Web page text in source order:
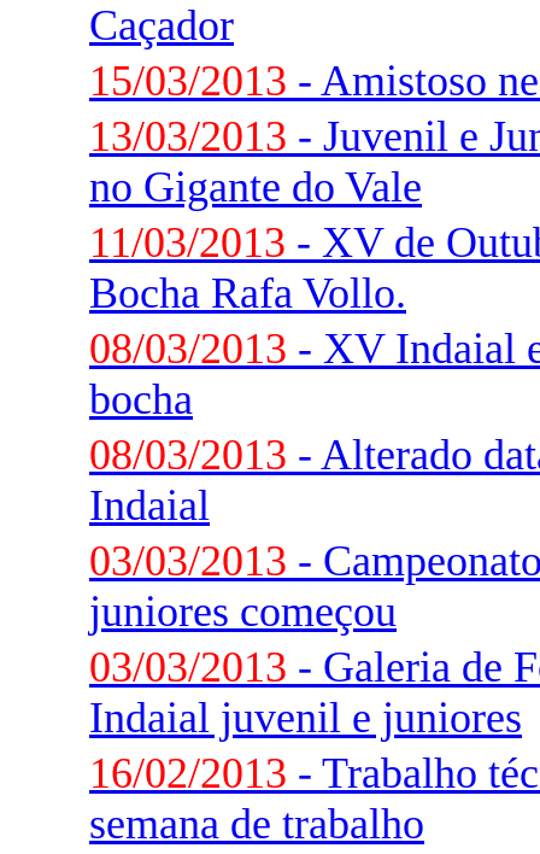
Caçador
15/03/2013 - Amistoso
13/03/2013 - Juvenil e
no Gigante do Vale
11/03/2013 - XV de
Bocha Rafa Vollo.
08/03/2013 - XV Indaial
bocha
08/03/2013 - Alterado
Indaial
03/03/2013 -
juniores começou
03/03/2013 - Galeria de
Indaial juvenil e juniores
16/02/2013 - Trabalho
semana de trabalho